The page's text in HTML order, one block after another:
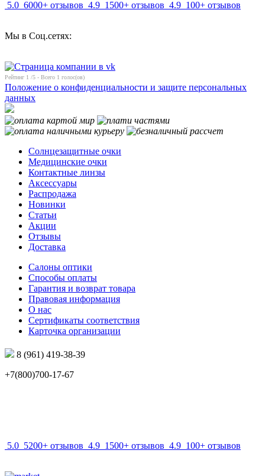
5.0 6000+ отзывов 4.9 1500+ отзывов 4.9 100+ отзывов
Мы в Соц.сетях:
Рейтинг 1 /5 - Всего 1 голос(ов)
Положение о конфиденциальности и защите персональных
данных
Солнцезащитные очки
Медицинские очки
Контактные линзы
Аксессуары
Распродажа
Новинки
Статьи
Акции
Отзывы
Доставка
Салоны оптики
Способы оплаты
Гарантия и возврат товара
Правовая информация
О нас
Сертификаты соответствия
Карточка организации
8 (961) 419-38-39
+7(800)700-17-67
5.0 5200+ отзывов 4.9 1500+ отзывов 4.9 100+ отзывов